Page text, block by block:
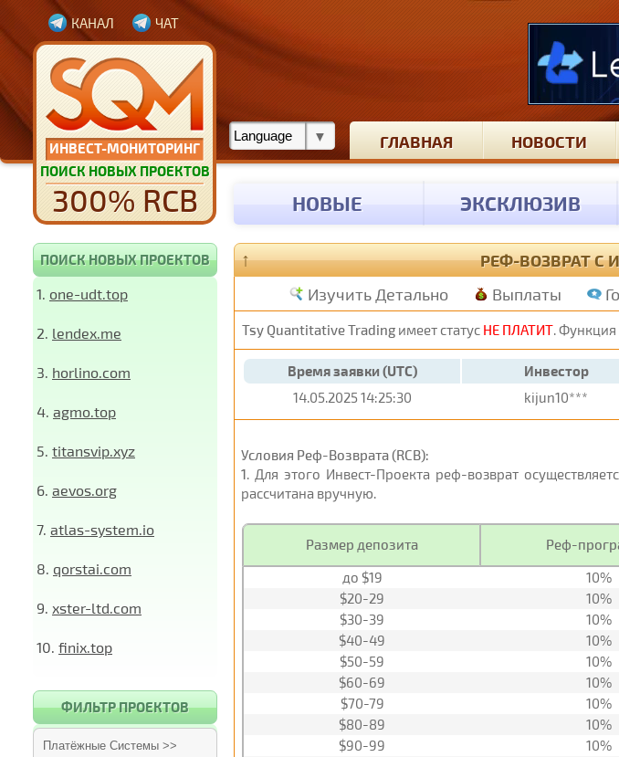
ИНВЕСТ-МОНИТОРИНГ
ПОИСК НОВЫХ ПРОЕКТОВ
300% RCB
КАНАЛ ЧАТ
ГЛАВНАЯ НОВОСТИ
НОВЫЕ ЭКСКЛЮЗИВ
ПОИСК НОВЫХ ПРОЕКТОВ
1. one-udt.top
2. lendex.me
3. horlino.com
4. agmo.top
5. titansvip.xyz
6. aevos.org
7. atlas-system.io
8. qorstai.com
9. xster-ltd.com
10. finix.top
ФИЛЬТР ПРОЕКТОВ
Платёжные Системы >>
↑ РЕФ-ВОЗВРАТ С
Изучить Детально Выплаты
Tsy Quantitative Trading имеет статус НЕ ПЛАТИТ.
Время заявки (UTC) Инвестор
14.05.2025 14:25:30
kijun10***
Условия Реф-Возврата (RCB):
1. Для этого Инвест-Проекта реф-возврат
рассчитана вручную.
Размер депозита Реф-
до $19
10%
$20-29
10%
$30-39
10%
$40-49
10%
$50-59
10%
$60-69
10%
$70-79
10%
$80-89
10%
$90-99
10%